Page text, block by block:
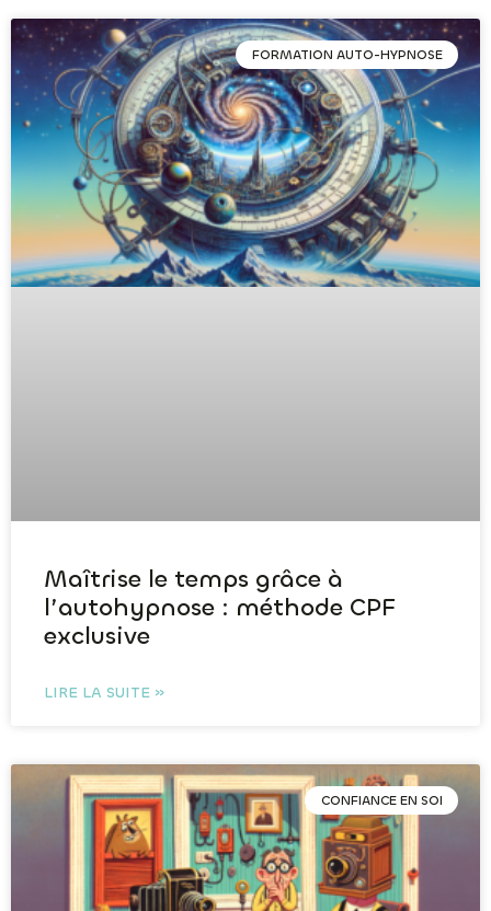
FORMATION AUTO-HYPNOSE
Maîtrise le temps grâce à
l’autohypnose : méthode CPF
exclusive
LIRE LA SUITE »
CONFIANCE EN SOI